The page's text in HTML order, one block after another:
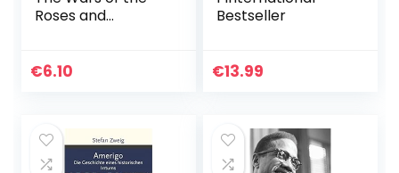
Roses and
(English Edition)
€6.10
Bestseller
€13.99